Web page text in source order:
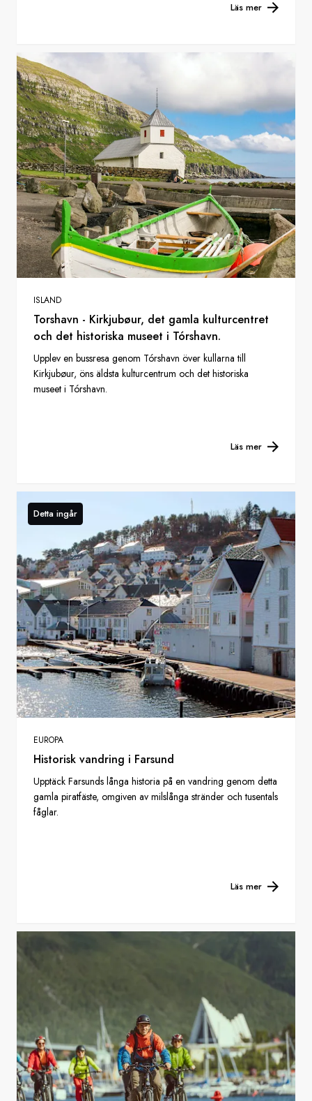
Läs mer
ISLAND
Torshavn - Kirkjubøur, det gamla kulturcentret
och det historiska museet i Tórshavn.
Upplev en bussresa genom Tórshavn över kullarna till
Kirkjubøur, öns äldsta kulturcentrum och det historiska
museet i Tórshavn.
Läs mer
Detta ingår
EUROPA
Historisk vandring i Farsund
Upptäck Farsunds långa historia på en vandring genom detta
gamla piratfäste, omgiven av milslånga stränder och tusentals
fåglar.
Läs mer